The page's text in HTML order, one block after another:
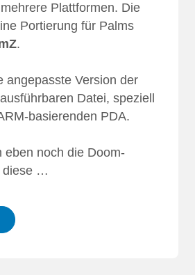
Plattformen. Die
Portierung für Palms
.
angepasste Version der
Datei, speziell
basierenden PDA.
eben noch die Doom-
diese …